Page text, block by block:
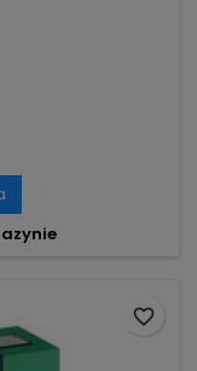
favorite_border